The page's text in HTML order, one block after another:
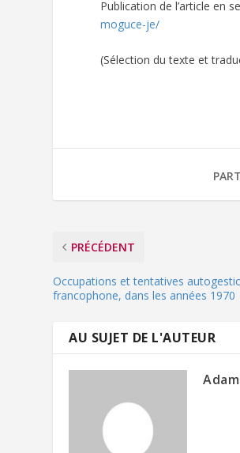
Publication de l’article en
moguce-je/
(Sélection du texte et
PRÉCÉDENT
Occupations et tentatives
francophone, dans les années 1970
AU SUJET DE L'AUTEUR